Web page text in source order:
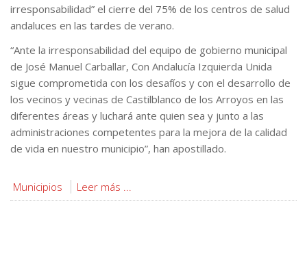
irresponsabilidad” el cierre del 75% de los centros de salud
andaluces en las tardes de verano.
“Ante la irresponsabilidad del equipo de gobierno municipal
de José Manuel Carballar, Con Andalucía Izquierda Unida
sigue comprometida con los desafíos y con el desarrollo de
los vecinos y vecinas de Castilblanco de los Arroyos en las
diferentes áreas y luchará ante quien sea y junto a las
administraciones competentes para la mejora de la calidad
de vida en nuestro municipio”, han apostillado.
Municipios Leer más ...